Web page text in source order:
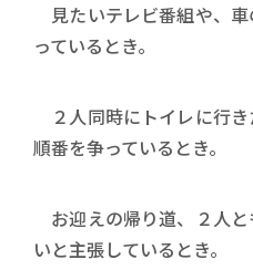
見たいテレビ番組や、
っているとき。
２人同時にトイレに行
順番を争っているとき。
お迎えの帰り道、２人
いと主張しているとき。